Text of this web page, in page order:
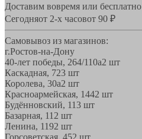
Доставим вовремя или бесплатно
Сегодняот 2-х часовот 90 ₽
Самовывоз из магазинов:
г.Ростов-на-Дону
40-лет победы, 264/110а2 шт
Каскадная, 723 шт
Королева, 30а2 шт
Красноармейская, 1442 шт
Будённовский, 113 шт
Базарная, 11 2 шт
Ленина, 1192 шт
Горсоветская, 452 шт